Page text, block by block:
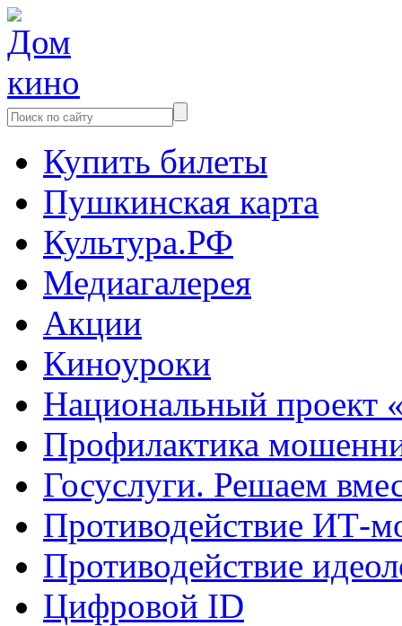
Купить билеты
Пушкинская карта
Культура.РФ
Медиагалерея
Акции
Киноуроки
Национальный проект
Профилактика
Госуслуги. Решаем
Противодействие ИТ-
Противодействие
Цифровой ID